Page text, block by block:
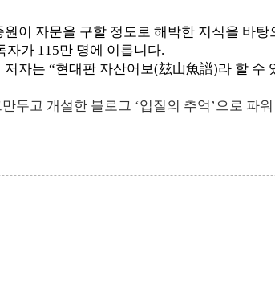
이 자문을 구할 정도로 해박한 지식을 바
가 115만 명에 이릅니다.
자는 “현대판 자산어보(玆山魚譜)라 할
두고 개설한 블로그 ‘입질의 추억’으로 파